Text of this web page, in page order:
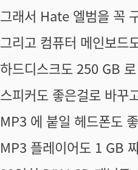
그래서 Hate 엘범을 꼭
그리고 컴퓨터 메인보드
하드디스크도 250 GB
스피커도 좋은걸로 바꾸
MP3 에 붙일 헤드폰도
MP3 플레이어도 1 GB